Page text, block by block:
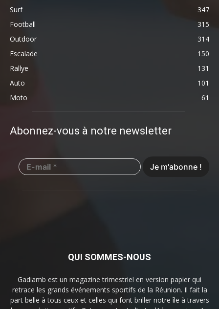
Surf
347
Football
315
Outdoor
314
Escalade
150
Rallye
131
Auto
101
Moto
61
Abonnez-vous à notre newsletter
QUI SOMMES-NOUS
Gadiamb est un magazine trimestriel en version papier qui
retrace les grands événements sportifs de la Réunion. Il fait la
part belle à tous ceux et celles qui font briller notre île à travers